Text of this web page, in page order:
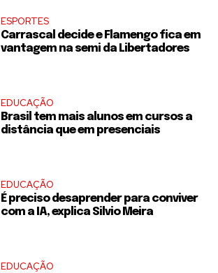
ESPORTES
Carrascal decide e Flamengo fica em
vantagem na semi da Libertadores
EDUCAÇÃO
Brasil tem mais alunos em cursos a
distância que em presenciais
EDUCAÇÃO
É preciso desaprender para conviver
com a IA, explica Silvio Meira
EDUCAÇÃO